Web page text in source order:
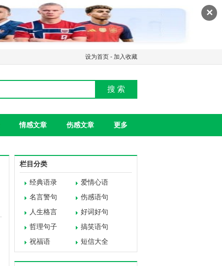
✕
设为首页 - 加入收藏
搜 索
情感文章 伤感文章 更多
栏目分类
经典语录
爱情心语
名言警句
伤感语句
人生格言
好词好句
哲理句子
搞笑语句
祝福语
短信大全